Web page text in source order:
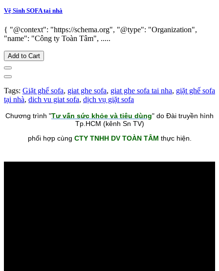
Vệ Sinh SOFA tại nhà
{ "@context": "https://schema.org", "@type": "Organization",
"name": "Công ty Toàn Tâm", .....
Add to Cart
Tags: Giặt ghế sofa, giat ghe sofa, giat ghe sofa tai nha, giặt ghế sofa
tại nhà, dich vu giat sofa, dịch vụ giặt sofa
Chương trình "Tư vấn sức khỏe và tiêu dùng" do Đài truyền hình
Tp.HCM (kênh Sn TV)
phối hợp cùng CTY TNHH DV TOÀN TÂM thực hiện.